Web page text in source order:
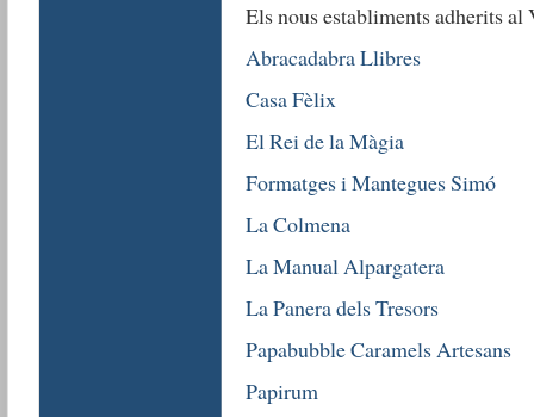
Els nous establiments adherits
Abracadabra Llibres
Casa Fèlix
El Rei de la Màgia
Formatges i Mantegues Simó
La Colmena
La Manual Alpargatera
La Panera dels Tresors
Papabubble Caramels Artesans
Papirum